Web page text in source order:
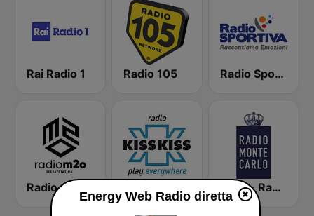
Rai Radio 1 Radio 105 Radio Sportiva
Radio m2o RMC - Radio Monte Carlo
Energy Web Radio diretta